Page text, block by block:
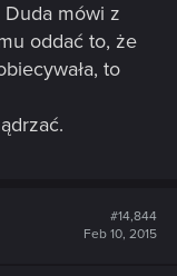
mówi z
oddać to, że
to
#14,844
Feb 10, 2015